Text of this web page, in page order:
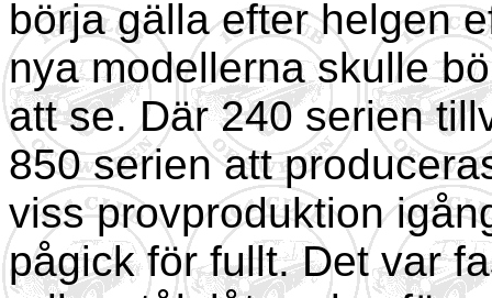
börja gälla efter helgen
nya modellerna skulle
att se. Där 240 serien
850 serien att
viss provproduktion
pågick för fullt. Det var